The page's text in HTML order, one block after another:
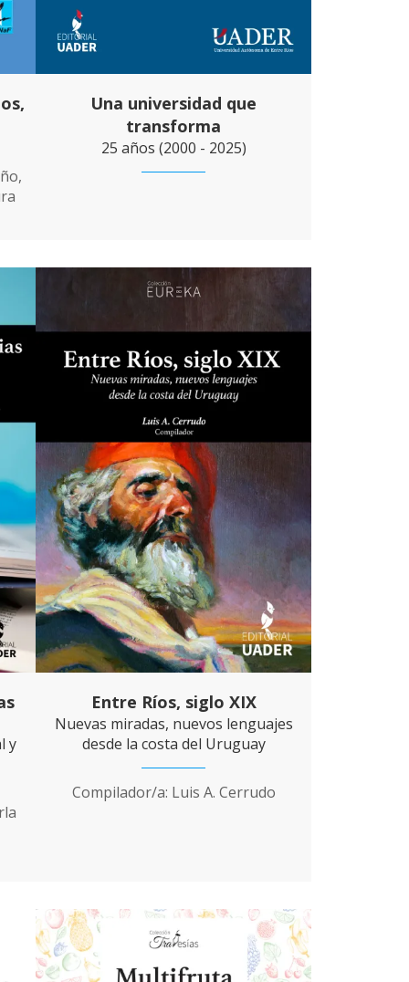
Una universidad que
transforma
25 años (2000 - 2025)
y
Entre Ríos, siglo XIX
Nuevas miradas, nuevos lenguajes
desde la costa del Uruguay
Compilador/a: Luis A. Cerrudo